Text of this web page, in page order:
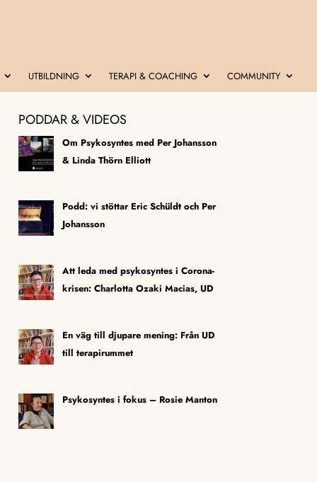
UTBILDNING TERAPI & COACHING COMMUNITY
PODDAR & VIDEOS
Om Psykosyntes med Per Johansson
& Linda Thörn Elliott
Podd: vi stöttar Eric Schüldt och Per
Johansson
Att leda med psykosyntes i Corona-
krisen: Charlotta Ozaki Macias, UD
En väg till djupare mening: Från UD
till terapirummet
Psykosyntes i fokus – Rosie Manton